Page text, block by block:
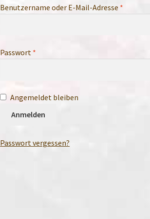
Benutzername oder E-Mail-Adresse *
Passwort *
Angemeldet bleiben
Anmelden
Passwort vergessen?